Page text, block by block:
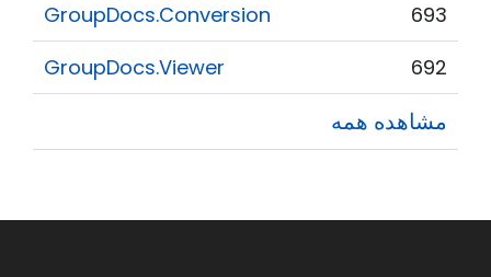
GroupDocs.Conversion
693
GroupDocs.Viewer
692
مشاهده همه